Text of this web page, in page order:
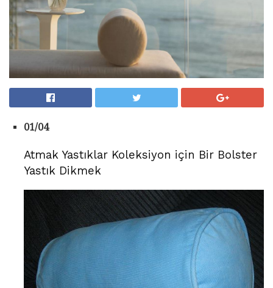
01/04
Atmak Yastıklar Koleksiyon için Bir Bolster
Yastık Dikmek